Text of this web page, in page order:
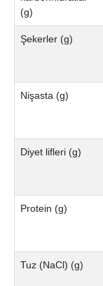
(g)
Şekerler (g)
Nişasta (g)
Diyet lifleri (g)
Protein (g)
Tuz (NaCl) (g)